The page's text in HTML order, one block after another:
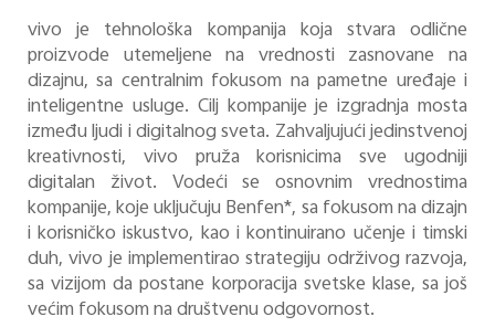
vivo je tehnološka kompanija koja stvara odlične
proizvode utemeljene na vrednosti zasnovane na
dizajnu, sa centralnim fokusom na pametne uređaje i
inteligentne usluge. Cilj kompanije je izgradnja mosta
između ljudi i digitalnog sveta. Zahvaljujući jedinstvenoj
kreativnosti, vivo pruža korisnicima sve ugodniji
digitalan život. Vodeći se osnovnim vrednostima
kompanije, koje uključuju Benfen*, sa fokusom na dizajn
i korisničko iskustvo, kao i kontinuirano učenje i timski
duh, vivo je implementirao strategiju održivog razvoja,
sa vizijom da postane korporacija svetske klase, sa još
većim fokusom na društvenu odgovornost.